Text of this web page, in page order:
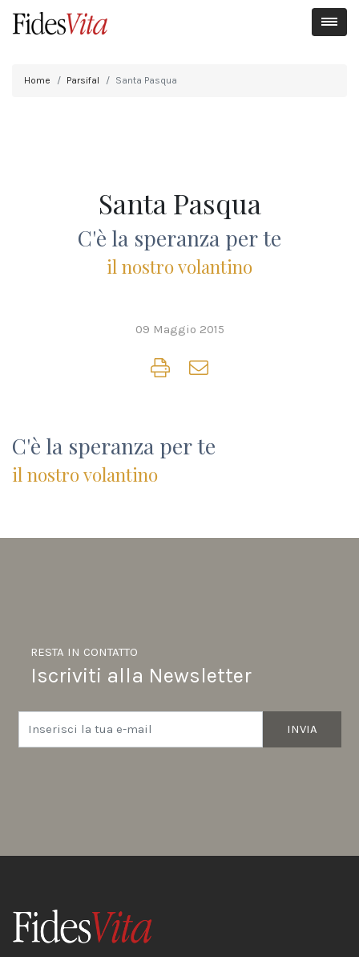
Home Parsifal Santa Pasqua
Santa Pasqua
C'è la speranza per te
il nostro volantino
09 Maggio 2015
C'è la speranza per te
il nostro volantino
INVIA
RESTA IN CONTATTO
Iscriviti alla Newsletter